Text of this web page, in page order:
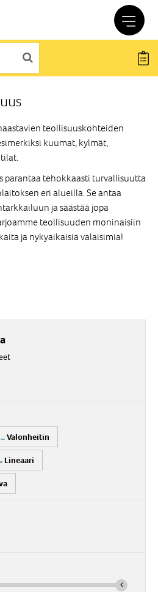
teollisuuskohteiden
kuumat, kylmät,
parantaa tehokkaasti turvallisuutta
eri alueilla. Se antaa
ja säästää jopa
teollisuuden moninaisiin
ja nykyaikaisia valaisimia!
Valonheitin
Lineaari